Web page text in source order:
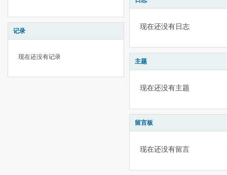
记录
现在还没有记录
现在还没有日志
主题
现在还没有主题
留言板
现在还没有留言